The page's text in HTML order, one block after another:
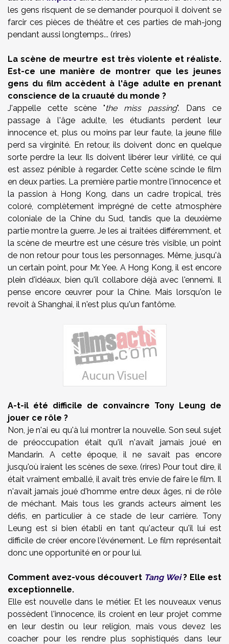
les gens risquent de se demander pourquoi il doivent se
farcir ces pièces de théâtre et ces parties de mah-jong
pendant aussi longtemps... (rires)
La scène de meurtre est très violente et réaliste.
Est-ce une manière de montrer que les jeunes
gens du film accèdent à l'âge adulte en prenant
conscience de la cruauté du monde ?
J'appelle cette scène "themiss passing". Dans ce
passage à l'âge adulte, les étudiants perdent leur
innocence et, plus ou moins par leur faute, la jeune fille
perd sa virginité. En retour, ils doivent donc en quelque
sorte perdre la leur. Ils doivent libérer leur virilité, ce qui
est assez pénible à regarder. Cette scène scinde le film
en deux parties. La première partie montre l'innocence et
la passion à Hong Kong, dans un cadre tropical, très
coloré, complètement imprégné de cette atmosphère
coloniale de la Chine du Sud, tandis que la deuxième
partie montre la guerre. Je les ai traitées différemment, et
la scène de meurtre est une césure très visible, un point
de non retour pour tous les personnages. Même, jusqu'à
un certain point, pour Mr. Yee. A Hong Kong, il est encore
plein d'idéaux, bien qu'il collabore déjà avec l'ennemi. Il
pense encore œuvrer pour la Chine. Mais lorsqu'on le
revoit à Shanghai, il n'est plus qu'un fantôme.
A-t-il été difficile de convaincre Tony Leung de
jouer ce rôle ?
Non, je n'ai eu qu'à lui montrer la nouvelle. Son seul sujet
de préoccupation était qu'il n'avait jamais joué en
Mandarin. A cette époque, il ne savait pas encore
jusqu'où iraient les scènes de sexe. (rires) Pour tout dire, il
était vraiment emballé, il avait très envie de faire le film. Il
n'avait jamais joué d'homme entre deux âges, ni de rôle
de méchant. Mais tous les grands acteurs aiment les
défis, en particulier à ce stade de leur carrière. Tony
Leung est si bien établi en tant qu'acteur qu'il lui est
difficile de créer encore l'événement. Le film représentait
donc une opportunité en or pour lui.
Comment avez-vous découvert Tang Wei? Elle est
exceptionnelle.
Elle est nouvelle dans le métier. Et les nouveaux venus
possèdent l'innocence, ils croient en leur projet comme
en leur destin ou leur religion, mais vous devez les
coacher pour les rendre plus sophistiqués dans leur